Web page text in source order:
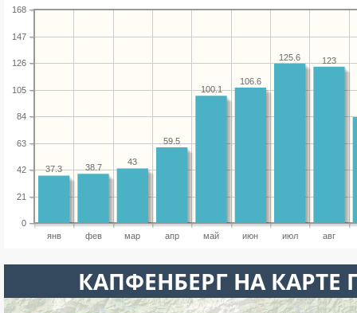
янв фев мар апр май июн июл авг
0
21
42
63
84
105
126
147
168
123
125.6
106.6
100.1
59.5
43
38.7
37.3
КАПФЕНБЕРГ НА